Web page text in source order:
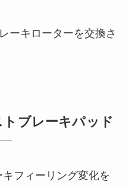
ーキローターを交換さ
ブレーキパッド
フィーリング変化を